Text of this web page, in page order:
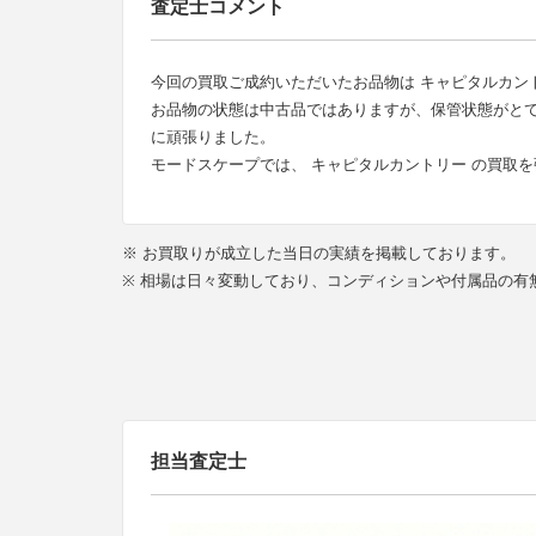
査定士コメント
今回の買取ご成約いただいたお品物は キャピタルカ
お品物の状態は中古品ではありますが、保管状態が
に頑張りました。
モードスケープでは、 キャピタルカントリー の買取
※ お買取りが成立した当日の実績を掲載しております。
※ 相場は日々変動しており、コンディションや付属品の
担当査定士